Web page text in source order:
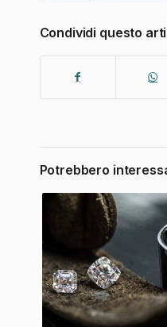
Condividi questo
Potrebbero